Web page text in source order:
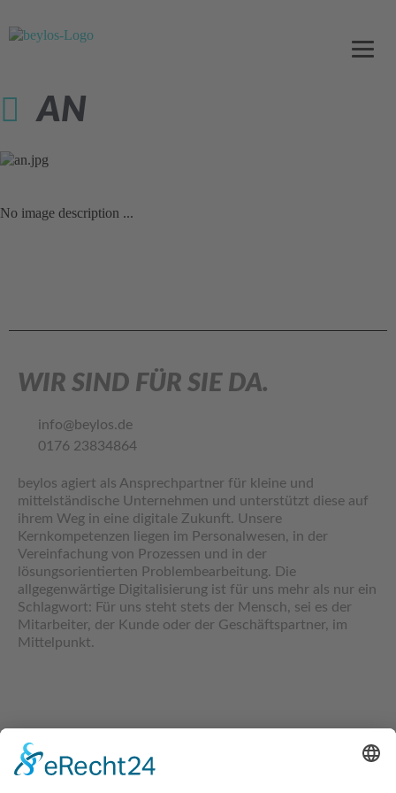
AN
No image description ...
WIR SIND FÜR SIE DA.
info@beylos.de
0176 23834864
beylos agiert als Ansprechpartner für kleine und
mittelständische Unternehmen und unterstützt diese auf
ihrem Weg in eine digitale Zukunft. Unsere
Kernkompetenzen liegen im Personalwesen, in der
Vereinfachung von Prozessen und in der
lösungsorientierten Problembearbeitung. Die
allgegenwärtige Digitalisierung ist für uns mehr als nur ein
Schlagwort: Für uns steht stets der Mensch, sei es der
Mitarbeiter, der Kunde oder der Geschäftspartner, im
Mittelpunkt.